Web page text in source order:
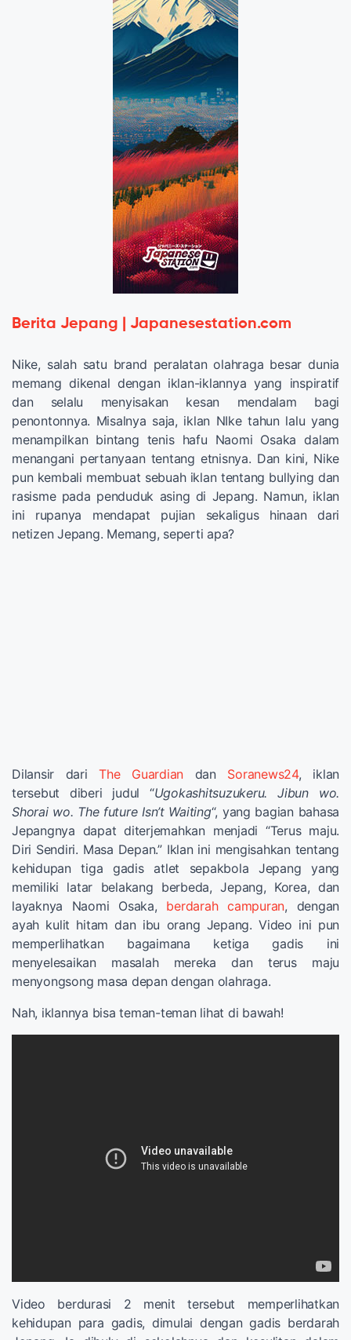
Berita Jepang | Japanesestation.com
Nike, salah satu brand peralatan olahraga besar dunia
memang dikenal dengan iklan-iklannya yang inspiratif
dan selalu menyisakan kesan mendalam bagi
penontonnya. Misalnya saja, iklan NIke tahun lalu yang
menampilkan bintang tenis hafu Naomi Osaka dalam
menangani pertanyaan tentang etnisnya. Dan kini, Nike
pun kembali membuat sebuah iklan tentang bullying dan
rasisme pada penduduk asing di Jepang. Namun, iklan
ini rupanya mendapat pujian sekaligus hinaan dari
netizen Jepang. Memang, seperti apa?
Dilansir dariThe Guardian dan Soranews24, iklan
tersebut diberi judul “Ugokashitsuzukeru. Jibun wo.
Shorai wo. The future Isn’t Waiting“, yang bagian bahasa
Jepangnya dapat diterjemahkan menjadi “Terus maju.
Diri Sendiri. Masa Depan.” Iklan ini mengisahkan tentang
kehidupan tiga gadis atlet sepakbola Jepang yang
memiliki latar belakang berbeda, Jepang, Korea, dan
layaknya Naomi Osaka, berdarah campuran, dengan
ayah kulit hitam dan ibu orang Jepang. Video ini pun
memperlihatkan bagaimana ketiga gadis ini
menyelesaikan masalah mereka dan terus maju
menyongsong masa depan dengan olahraga.
Nah, iklannya bisa teman-teman lihat di bawah!
Video berdurasi 2 menit tersebut memperlihatkan
kehidupan para gadis, dimulai dengan gadis berdarah